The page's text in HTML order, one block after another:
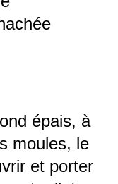
épais, à
moules, le
et porter